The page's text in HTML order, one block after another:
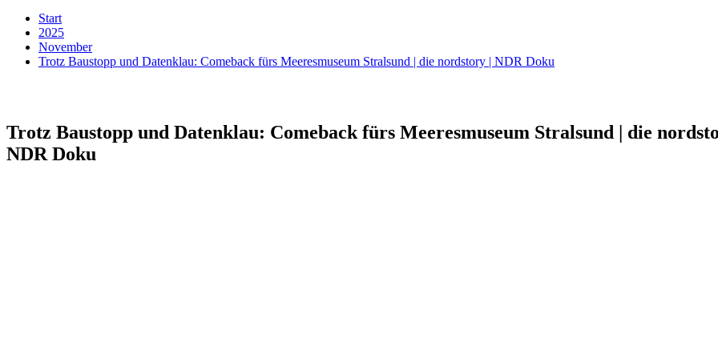
Start
2025
November
Trotz Baustopp und Datenklau: Comeback fürs Meeresmuseum Stralsund | die nordstory | NDR Doku
Trotz Baustopp und Datenklau: Comeback fürs Meeresmuseum Stralsund | die
NDR Doku